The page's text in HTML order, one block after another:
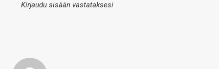
Kirjaudu sisään vastataksesi